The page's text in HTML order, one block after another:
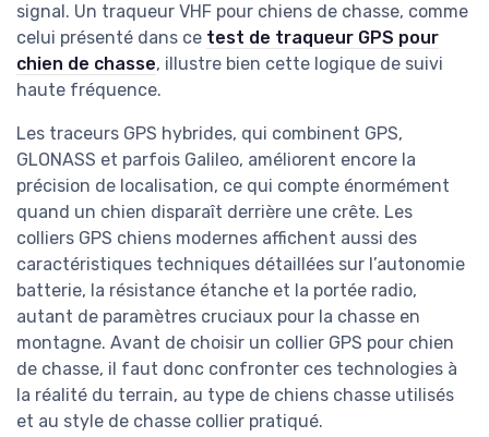
signal. Un traqueur VHF pour chiens de chasse, comme
celui présenté dans ce test de traqueur GPS pour
chien de chasse, illustre bien cette logique de suivi
haute fréquence.
Les traceurs GPS hybrides, qui combinent GPS,
GLONASS et parfois Galileo, améliorent encore la
précision de localisation, ce qui compte énormément
quand un chien disparaît derrière une crête. Les
colliers GPS chiens modernes affichent aussi des
caractéristiques techniques détaillées sur l’autonomie
batterie, la résistance étanche et la portée radio,
autant de paramètres cruciaux pour la chasse en
montagne. Avant de choisir un collier GPS pour chien
de chasse, il faut donc confronter ces technologies à
la réalité du terrain, au type de chiens chasse utilisés
et au style de chasse collier pratiqué.